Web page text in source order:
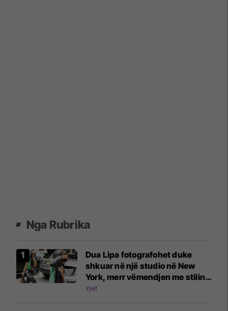
Nga Rubrika
Dua Lipa fotografohet duke
shkuar në një studio në New
York, merr vëmendjen me stilin e
veçantë
Yjet